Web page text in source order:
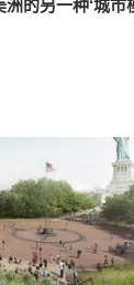
的另一种‘城市